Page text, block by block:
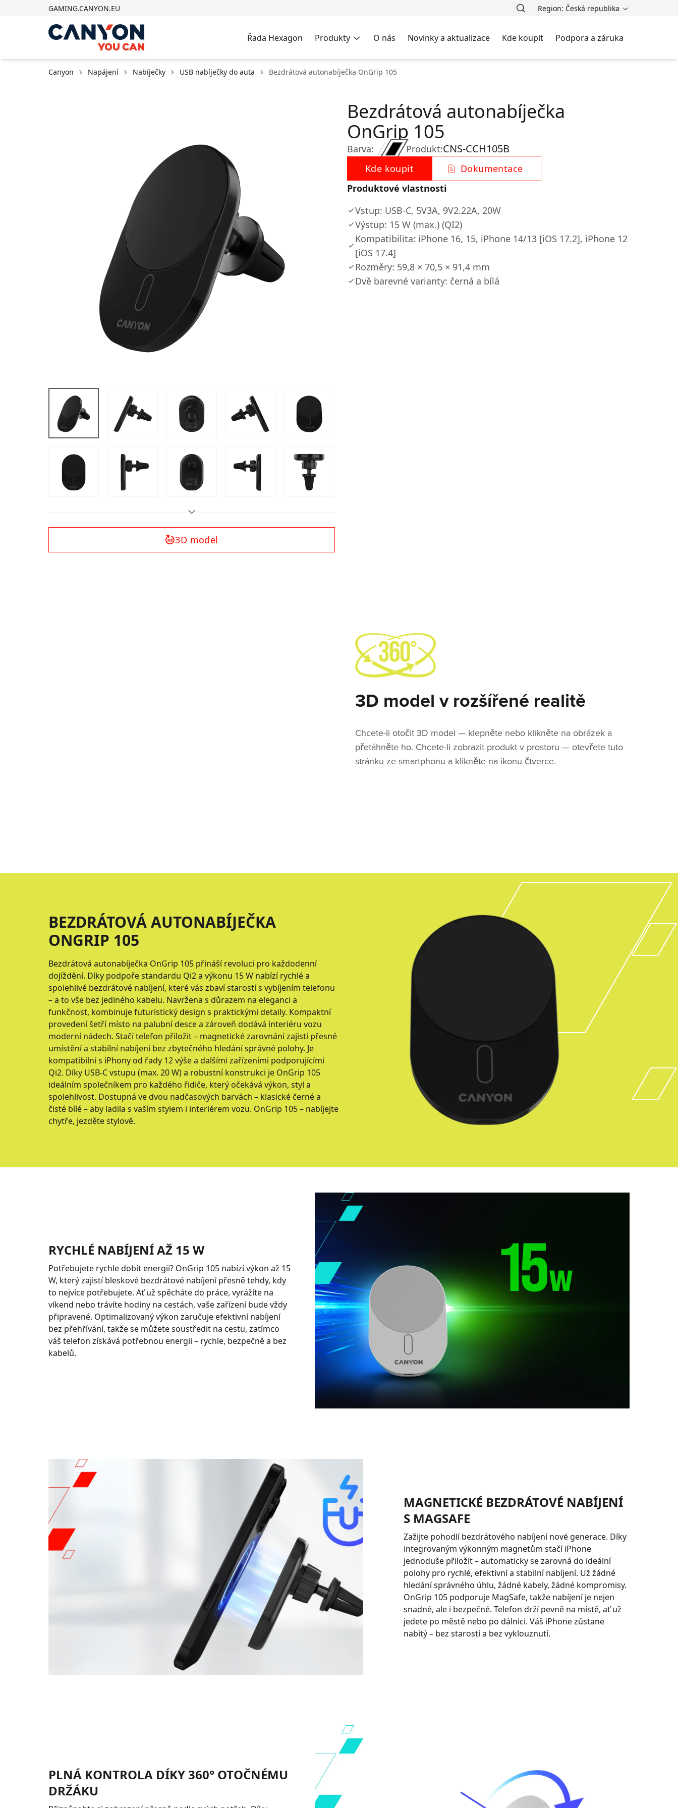
GAMING.CANYON.EU Region: Česká republika
Řada Hexagon Produkty O nás Novinky a aktualizace Kde koupit Podpora a záruka
Canyon Napájení Nabíječky USB nabíječky do auta Bezdrátová autonabíječka OnGrip 105
3D model
Barva:
Bezdrátová autonabíječka
OnGrip 105
Produkt:CNS-CCH105B
Kde koupit
Dokumentace
Produktové vlastnosti
Vstup: USB-C, 5V3A, 9V2.22A, 20W
Výstup: 15 W (max.) (QI2)
Kompatibilita: iPhone 16, 15, iPhone 14/13 [iOS 17.2], iPhone 12
[iOS 17.4]
Rozměry: 59,8 × 70,5 × 91,4 mm
Dvě barevné varianty: černá a bílá
3D model v rozšířené realitě
Chcete-li otočit 3D model — klepněte nebo klikněte na obrázek a
přetáhněte ho. Chcete-li zobrazit produkt v prostoru — otevřete tuto
stránku ze smartphonu a klikněte na ikonu čtverce.
BEZDRÁTOVÁ AUTONABÍJEČKA
ONGRIP 105
Bezdrátová autonabíječka OnGrip 105 přináší revoluci pro každodenní
dojíždění. Díky podpoře standardu Qi2 a výkonu 15 W nabízí rychlé a
spolehlivé bezdrátové nabíjení, které vás zbaví starostí s vybíjením telefonu
– a to vše bez jediného kabelu. Navržena s důrazem na eleganci a
funkčnost, kombinuje futuristický design s praktickými detaily. Kompaktní
provedení šetří místo na palubní desce a zároveň dodává interiéru vozu
moderní nádech. Stačí telefon přiložit – magnetické zarovnání zajistí přesné
umístění a stabilní nabíjení bez zbytečného hledání správné polohy. Je
kompatibilní s iPhony od řady 12 výše a dalšími zařízeními podporujícími
Qi2. Díky USB-C vstupu (max. 20 W) a robustní konstrukci je OnGrip 105
ideálním společníkem pro každého řidiče, který očekává výkon, styl a
spolehlivost. Dostupná ve dvou nadčasových barvách – klasické černé a
čisté bílé – aby ladila s vaším stylem i interiérem vozu. OnGrip 105 – nabíjejte
chytře, jezděte stylově.
RYCHLÉ NABÍJENÍ AŽ 15 W
Potřebujete rychle dobít energii? OnGrip 105 nabízí výkon až 15
W, který zajistí bleskové bezdrátové nabíjení přesně tehdy, kdy
to nejvíce potřebujete. Ať už spěcháte do práce, vyrážíte na
víkend nebo trávíte hodiny na cestách, vaše zařízení bude vždy
připravené. Optimalizovaný výkon zaručuje efektivní nabíjení
bez přehřívání, takže se můžete soustředit na cestu, zatímco
váš telefon získává potřebnou energii – rychle, bezpečně a bez
kabelů.
MAGNETICKÉ BEZDRÁTOVÉ NABÍJENÍ
S MAGSAFE
Zažijte pohodlí bezdrátového nabíjení nové generace. Díky
integrovaným výkonným magnetům stačí iPhone
jednoduše přiložit – automaticky se zarovná do ideální
polohy pro rychlé, efektivní a stabilní nabíjení. Už žádné
hledání správného úhlu, žádné kabely, žádné kompromisy.
OnGrip 105 podporuje MagSafe, takže nabíjení je nejen
snadné, ale i bezpečné. Telefon drží pevně na místě, ať už
jedete po městě nebo po dálnici. Váš iPhone zůstane
nabitý – bez starostí a bez vyklouznutí.
PLNÁ KONTROLA DÍKY 360° OTOČNÉMU
DRŽÁKU